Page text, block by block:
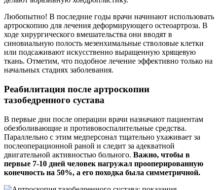
Любопытно! В последние годы врачи начинают использовать
артроскопию для лечения деформирующего остеоартроза. В
ходе хирургического вмешательства они вводят в
синовиальную полость мезенхимальные стволовые клетки
или подсаживают искусственно выращенную хрящевую
ткань. Отметим, что подобное лечение эффективно только на
начальных стадиях заболевания.
Реабилитация после артроскопии
тазобедренного сустава
В первые дни после операции врачи назначают пациентам
обезболивающие и противовоспалительные средства.
Параллельно с этим медперсонал тщательно ухаживает за
послеоперационной раной и следит за адекватной
двигательной активностью больного. Важно, чтобы в
первые 7-10 дней человек нагружал прооперированную
конечность на 50%, а его походка была симметричной.